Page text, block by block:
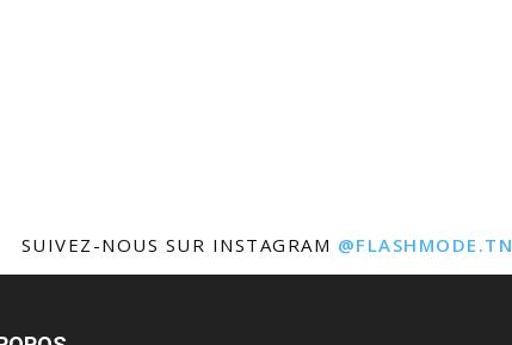
SUIVEZ-NOUS SUR INSTAGRAM @FLASHMODE.TN